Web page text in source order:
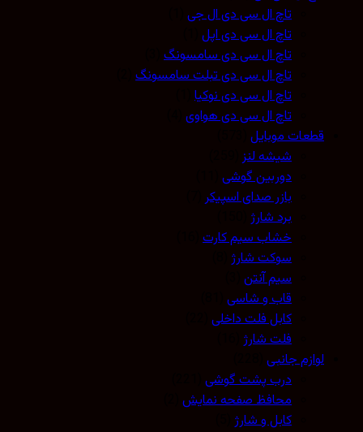
تاچ ال سی دی ال جی(1)
تاچ ال سی دی اپل(1)
تاچ ال سی دی سامسونگ(3)
تاچ ال سی دی تبلت سامسونگ(2)
تاچ ال سی دی نوکیا (1)
تاچ ال سی دی هواوی(4)
قطعات موبایل(573)
شیشه لنز(259)
دوربین گوشی(11)
بازر صدای اسپیکر(7)
برد شارژ(150)
خشاب سیم کارت(16)
سوکت شارژ(8)
سیم آنتن(3)
قاب و شاسی(81)
کابل فلت داخلی(22)
فلت شارژ(16)
لوازم جانبی(228)
درب پشت گوشی(221)
محافظ صفحه نمایش(2)
کابل و شارژ(5)